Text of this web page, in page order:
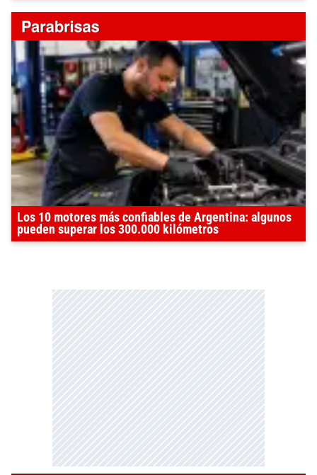
Los 10 motores más confiables de Argentina: algunos
pueden superar los 300.000 kilómetros